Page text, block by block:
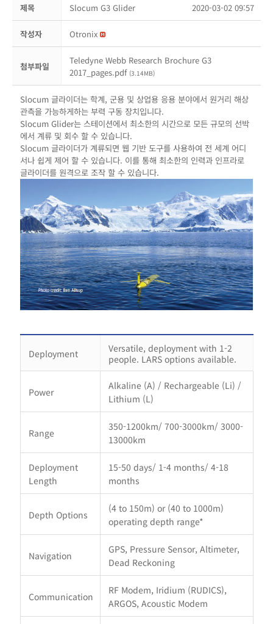
제목 Slocum G3 Glider 2020-03-02 09:57
작성자 Otronix
첨부파일
Teledyne Webb Research Brochure G3
2017_pages.pdf (3.14MB)
Slocum 글라이더는 학계, 군용 및 상업용 응용 분야에서 원거리 해상
관측을 가능하게하는 부력 구동 장치입니다.
Slocum Glider는 스테이션에서 최소한의 시간으로 모든 규모의 선박
에서 계류 및 회수 할 수 있습니다.
Slocum 글라이더가 계류되면 웹 기반 도구를 사용하여 전 세계 어디
서나 쉽게 제어 할 수 있습니다. 이를 통해 최소한의 인력과 인프라로
글라이더를 원격으로 조작 할 수 있습니다.
Deployment
Versatile, deployment with 1-2
people. LARS options available.
Power
Alkaline (A) / Rechargeable (Li) /
Lithium (L)
Range
350-1200km/ 700-3000km/ 3000-
13000km
Deployment
Length
15-50 days/ 1-4 months/ 4-18
months
Depth Options
(4 to 150m) or (40 to 1000m)
operating depth range*
Navigation
GPS, Pressure Sensor, Altimeter,
Dead Reckoning
Communication
RF Modem, Iridium (RUDICS),
ARGOS, Acoustic Modem